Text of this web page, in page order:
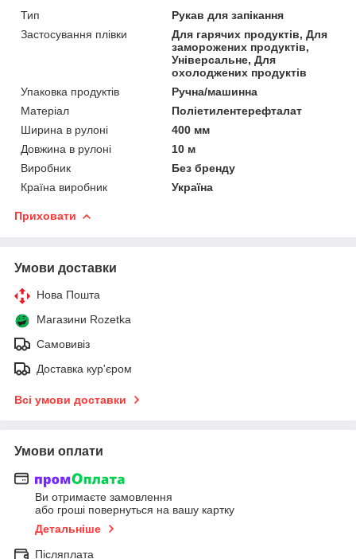
Тип
Рукав для запікання
Застосування плівки
Для гарячих продуктів, Для
заморожених продуктів,
Універсальне, Для
охолоджених продуктів
Упаковка продуктів
Ручна/машинна
Матеріал
Поліетилентерефталат
Ширина в рулоні
400 мм
Довжина в рулоні
10 м
Виробник
Без бренду
Країна виробник
Україна
Приховати
Умови доставки
Нова Пошта
Магазини Rozetka
Самовивіз
Доставка кур'єром
Всі умови доставки
Умови оплати
Ви отримаєте замовлення
або гроші повернуться на вашу картку
Детальніше
Післяплата